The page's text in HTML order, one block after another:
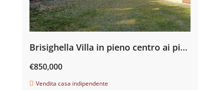
Brisighella Villa in pieno centro ai piedi della due caratteristiche torri, con parco secolare
€850,000
Vendita casa indipendente